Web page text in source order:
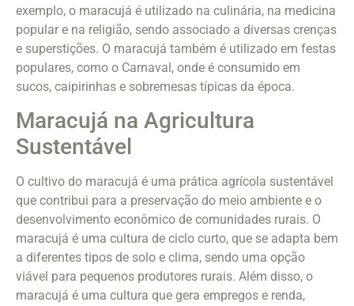
exemplo, o maracujá é utilizado na culinária, na medicina
popular e na religião, sendo associado a diversas crenças
e superstições. O maracujá também é utilizado em festas
populares, como o Carnaval, onde é consumido em
sucos, caipirinhas e sobremesas típicas da época.
Maracujá na Agricultura
Sustentável
O cultivo do maracujá é uma prática agrícola sustentável
que contribui para a preservação do meio ambiente e o
desenvolvimento econômico de comunidades rurais. O
maracujá é uma cultura de ciclo curto, que se adapta bem
a diferentes tipos de solo e clima, sendo uma opção
viável para pequenos produtores rurais. Além disso, o
maracujá é uma cultura que gera empregos e renda,